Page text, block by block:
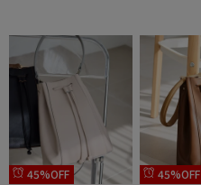
45%OFF
45%OFF